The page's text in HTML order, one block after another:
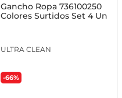
Gancho Ropa 736100250
Colores Surtidos Set 4 Un
ULTRA CLEAN
-66%